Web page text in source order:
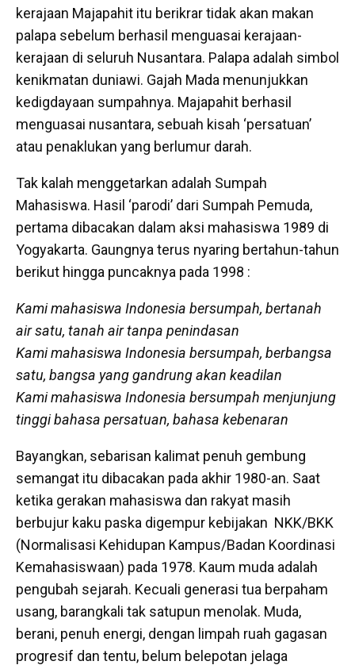
kerajaan Majapahit itu berikrar tidak akan makan
palapa sebelum berhasil menguasai kerajaan-
kerajaan di seluruh Nusantara. Palapa adalah simbol
kenikmatan duniawi. Gajah Mada menunjukkan
kedigdayaan sumpahnya. Majapahit berhasil
menguasai nusantara, sebuah kisah ‘persatuan’
atau penaklukan yang berlumur darah.
Tak kalah menggetarkan adalah Sumpah
Mahasiswa. Hasil ‘parodi’ dari Sumpah Pemuda,
pertama dibacakan dalam aksi mahasiswa 1989 di
Yogyakarta. Gaungnya terus nyaring bertahun-tahun
berikut hingga puncaknya pada 1998 :
Kami mahasiswa Indonesia bersumpah, bertanah
air satu, tanah air tanpa penindasan
Kami mahasiswa Indonesia bersumpah, berbangsa
satu, bangsa yang gandrung akan keadilan
Kami mahasiswa Indonesia bersumpah menjunjung
tinggi bahasa persatuan, bahasa kebenaran
Bayangkan, sebarisan kalimat penuh gembung
semangat itu dibacakan pada akhir 1980-an. Saat
ketika gerakan mahasiswa dan rakyat masih
berbujur kaku paska digempur kebijakan NKK/BKK
(Normalisasi Kehidupan Kampus/Badan Koordinasi
Kemahasiswaan) pada 1978. Kaum muda adalah
pengubah sejarah. Kecuali generasi tua berpaham
usang, barangkali tak satupun menolak. Muda,
berani, penuh energi, dengan limpah ruah gagasan
progresif dan tentu, belum belepotan jelaga